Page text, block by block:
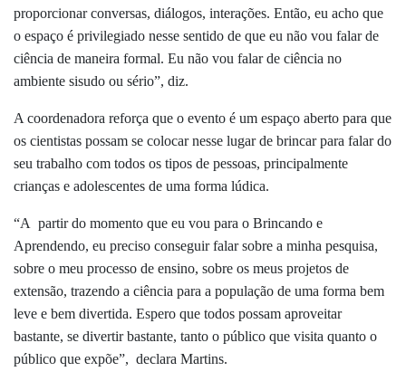
proporcionar conversas, diálogos, interações. Então, eu acho que
o espaço é privilegiado nesse sentido de que eu não vou falar de
ciência de maneira formal. Eu não vou falar de ciência no
ambiente sisudo ou sério”, diz.
A coordenadora reforça que o evento é um espaço aberto para que
os cientistas possam se colocar nesse lugar de brincar para falar do
seu trabalho com todos os tipos de pessoas, principalmente
crianças e adolescentes de uma forma lúdica.
“A partir do momento que eu vou para o Brincando e
Aprendendo, eu preciso conseguir falar sobre a minha pesquisa,
sobre o meu processo de ensino, sobre os meus projetos de
extensão, trazendo a ciência para a população de uma forma bem
leve e bem divertida. Espero que todos possam aproveitar
bastante, se divertir bastante, tanto o público que visita quanto o
público que expõe”, declara Martins.